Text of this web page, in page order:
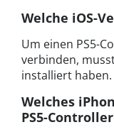
Welche iOS-
Um einen PS5-
verbinden,
installiert haben.
Welches
PS5-